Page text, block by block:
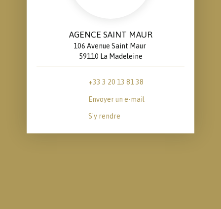
AGENCE SAINT MAUR
106 Avenue Saint Maur
59110 La Madeleine
+33 3 20 13 81 38
Envoyer un e-mail
S'y rendre